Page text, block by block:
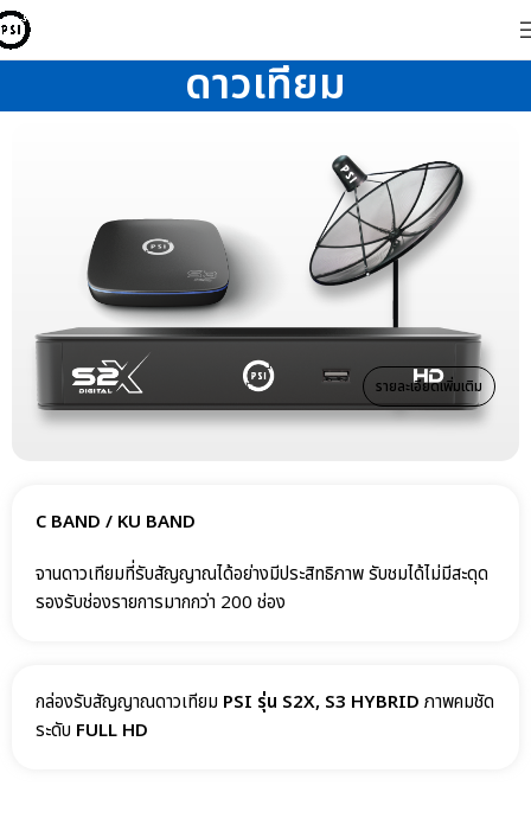
ดาวเทียม
รายละเอียดเพิ่มเติม
C BAND / KU BAND
จานดาวเทียมที่รับสัญญาณได้อย่างมีประสิทธิภาพ รับชมได้ไม่มีสะดุด
รองรับช่องรายการมากกว่า 200 ช่อง
กล่องรับสัญญาณดาวเทียม PSI รุ่น S2X, S3 HYBRID ภาพคมชัด
ระดับ FULL HD